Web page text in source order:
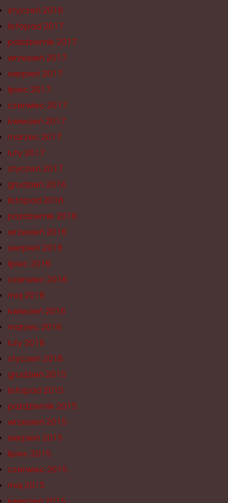
styczeń 2018
listopad 2017
październik 2017
wrzesień 2017
sierpień 2017
lipiec 2017
czerwiec 2017
kwiecień 2017
marzec 2017
luty 2017
styczeń 2017
grudzień 2016
listopad 2016
październik 2016
wrzesień 2016
sierpień 2016
lipiec 2016
czerwiec 2016
maj 2016
kwiecień 2016
marzec 2016
luty 2016
styczeń 2016
grudzień 2015
listopad 2015
październik 2015
wrzesień 2015
sierpień 2015
lipiec 2015
czerwiec 2015
maj 2015